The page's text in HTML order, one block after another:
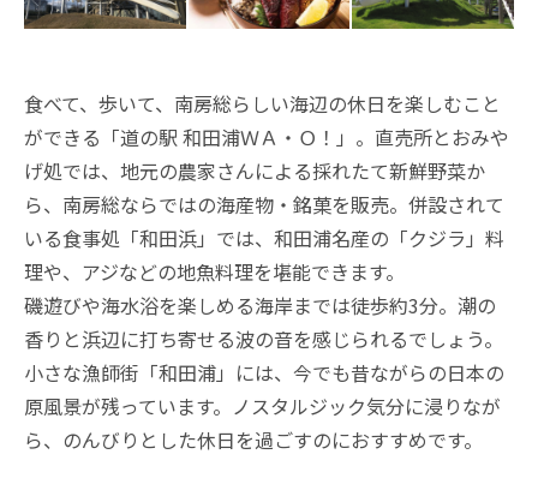
食べて、歩いて、南房総らしい海辺の休日を楽しむこと
ができる「道の駅 和田浦ＷＡ・Ｏ！」。直売所とおみや
げ処では、地元の農家さんによる採れたて新鮮野菜か
ら、南房総ならではの海産物・銘菓を販売。併設されて
いる食事処「和田浜」では、和田浦名産の「クジラ」料
理や、アジなどの地魚料理を堪能できます。
磯遊びや海水浴を楽しめる海岸までは徒歩約3分。潮の
香りと浜辺に打ち寄せる波の音を感じられるでしょう。
小さな漁師街「和田浦」には、今でも昔ながらの日本の
原風景が残っています。ノスタルジック気分に浸りなが
ら、のんびりとした休日を過ごすのにおすすめです。